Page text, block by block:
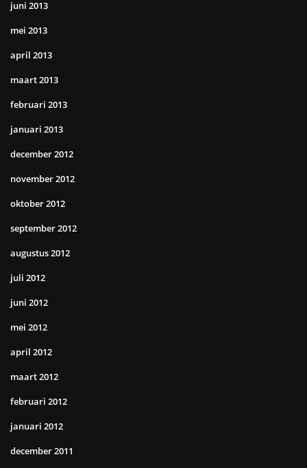
juni 2013
mei 2013
april 2013
maart 2013
februari 2013
januari 2013
december 2012
november 2012
oktober 2012
september 2012
augustus 2012
juli 2012
juni 2012
mei 2012
april 2012
maart 2012
februari 2012
januari 2012
december 2011